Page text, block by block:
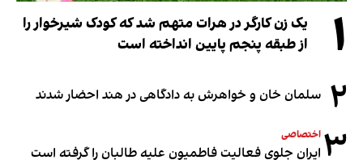
۱
یک زن کارگر در هرات متهم شد که کودک شیرخوار را
از طبقه پنجم پایین انداخته است
۲ سلمان خان و خواهرش به دادگاهی در هند احضار شدند
۳ اختصاصی
ایران جلوی فعالیت فاطمیون علیه طالبان را گرفته است